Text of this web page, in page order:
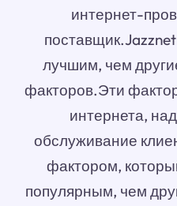
интернет-
лучшим, чем
факторов.Эти
интернета,
обслуживание
фактором,
популярным, чем